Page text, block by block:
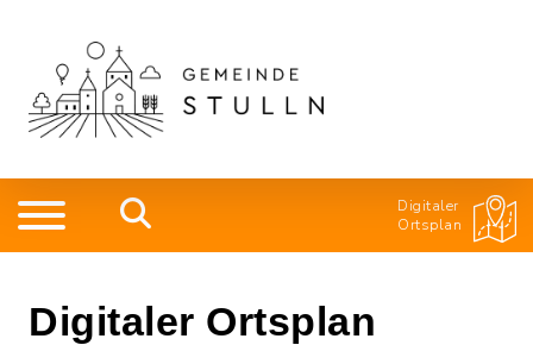
Digitaler
Ortsplan
Digitaler Ortsplan